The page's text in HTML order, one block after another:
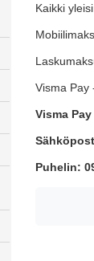
Kaikki
Visma Pay
Visma
Puhelin: